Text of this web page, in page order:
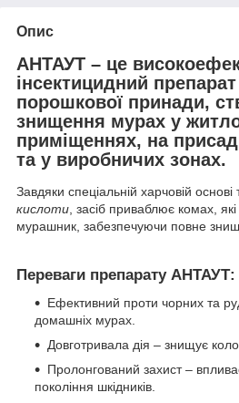
Опис
АНТАУТ – це
інсектицидний
порошкової принади,
знищення мурах у
приміщеннях, на
та у виробничих зонах.
Завдяки спеціальній харчовій основі
кислоти, засіб приваблює комах,
мурашник, забезпечуючи повне
Переваги препарату АНТАУТ:
Ефективний проти чорних та
домашніх мурах.
Довготривала дія – знищує
Пролонгований захист –
покоління шкідників.